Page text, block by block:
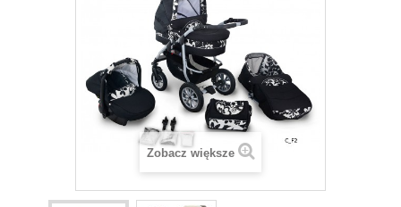
Zobacz większe